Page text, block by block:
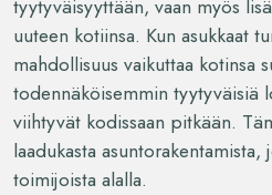
tyytyväisyyttään, vaan myös
uuteen kotiinsa. Kun asukkaat
mahdollisuus vaikuttaa kotinsa
todennäköisemmin tyytyväisiä
viihtyvät kodissaan pitkään.
laadukasta
toimijoista alalla.